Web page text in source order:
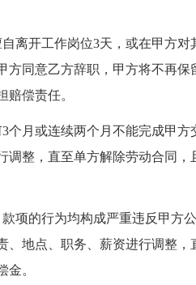
离开工作岗位3天，或在甲方
方同意乙方辞职，甲方将不再
赔偿责任。
个月或连续两个月不能完成甲
调整，直至单方解除劳动合同
项的行为均构成严重违反甲方
、地点、职务、薪资进行调整
金。